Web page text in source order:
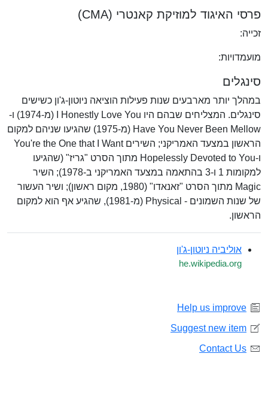
פרסי האיגוד למוזיקת קאנטרי (CMA)
זכייה:
מועמדויות:
סינגלים
במהלך יותר מארבעים שנות פעילות הוציאה ניוטון-ג'ון כשישים
סינגלים. המצליחים שבהם היו I Honestly Love You (מ-1974) ו-
Have You Never Been Mellow (מ-1975) שהגיעו שניהם למקום
הראשון במצעד האמריקני; השירים You're the One that I Want
ו-Hopelessly Devoted to You מתוך הסרט "גריז" (שהגיעו
למקומות 1 ו-3 בהתאמה במצעד האמריקני ב-1978); השיר
Magic מתוך הסרט "זאנאדו" (1980, מקום ראשון); ושיר העשור
של שנות השמונים - Physical (מ-1981), שהגיע אף הוא למקום
הראשון.
אוליביה ניוטון-ג'ון
he.wikipedia.org
Help us improve
Suggest new item
Contact Us